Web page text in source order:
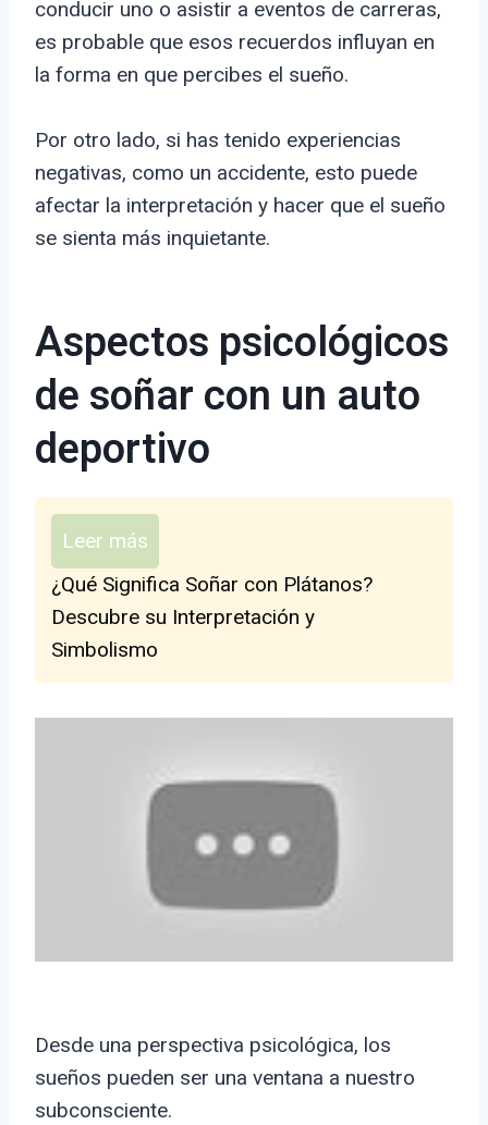
conducir uno o asistir a eventos de carreras,
es probable que esos recuerdos influyan en
la forma en que percibes el sueño.
Por otro lado, si has tenido experiencias
negativas, como un accidente, esto puede
afectar la interpretación y hacer que el sueño
se sienta más inquietante.
Aspectos psicológicos
de soñar con un auto
deportivo
Leer más
¿Qué Significa Soñar con Plátanos?
Descubre su Interpretación y
Simbolismo
Desde una perspectiva psicológica, los
sueños pueden ser una ventana a nuestro
subconsciente.